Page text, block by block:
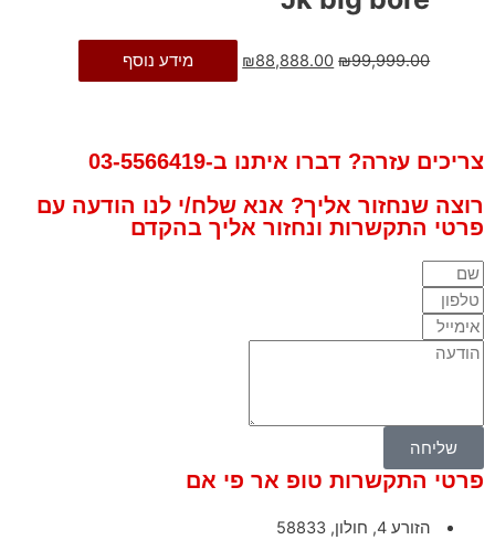
₪99,999.00
₪88,888.00 מידע נוסף
צריכים עזרה? דברו איתנו ב-03-5566419
רוצה שנחזור אליך? אנא שלח/י לנו הודעה עם
פרטי התקשרות ונחזור אליך בהקדם
שליחה
פרטי התקשרות טופ אר פי אם
הזורע 4, חולון, 58833